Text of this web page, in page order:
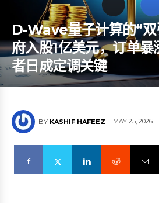
D-Wave量子计算的“双
府入股1亿美元，订单
者日成定调关键
BY KASHIF HAFEEZ MAY 25, 2026